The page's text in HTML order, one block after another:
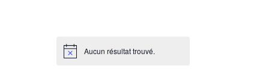
Aucun résultat trouvé.